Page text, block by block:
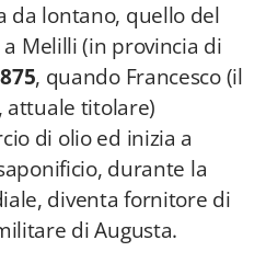
da lontano, quello del
a Melilli (in provincia di
, quando Francesco (il
attuale titolare)
di olio ed inizia a
durante la
diventa fornitore di
di Augusta.